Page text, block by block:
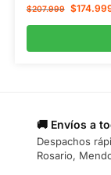
$207.999 $
🚚 Envíos a
Despachos
Rosario,